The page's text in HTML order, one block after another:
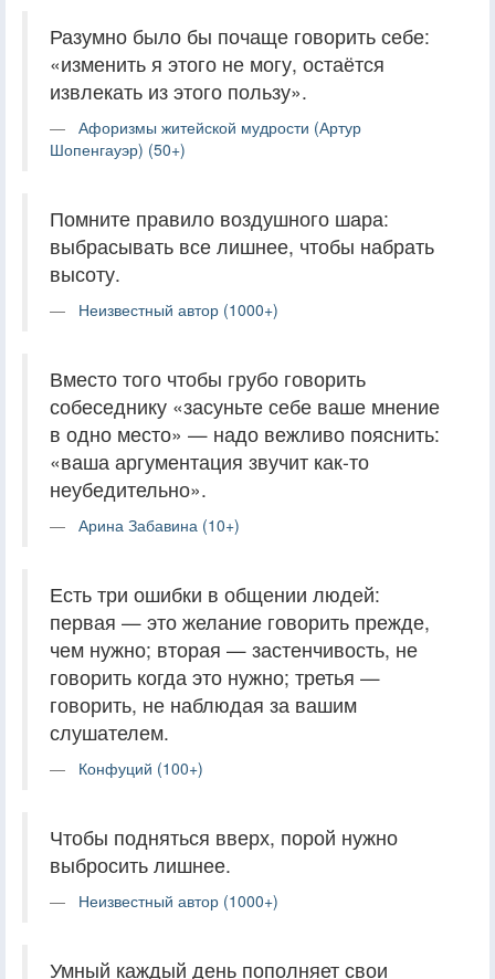
Разумно было бы почаще говорить себе:
«изменить я этого не могу, остаётся
извлекать из этого пользу».
Афоризмы житейской мудрости (Артур
Шопенгауэр) (50+)
Помните правило воздушного шара:
выбрасывать все лишнее, чтобы набрать
высоту.
Неизвестный автор (1000+)
Вместо того чтобы грубо говорить
собеседнику «засуньте себе ваше мнение
в одно место» — надо вежливо пояснить:
«ваша аргументация звучит как-то
неубедительно».
Арина Забавина (10+)
Есть три ошибки в общении людей:
первая — это желание говорить прежде,
чем нужно; вторая — застенчивость, не
говорить когда это нужно; третья —
говорить, не наблюдая за вашим
слушателем.
Конфуций (100+)
Чтобы подняться вверх, порой нужно
выбросить лишнее.
Неизвестный автор (1000+)
Умный каждый день пополняет свои